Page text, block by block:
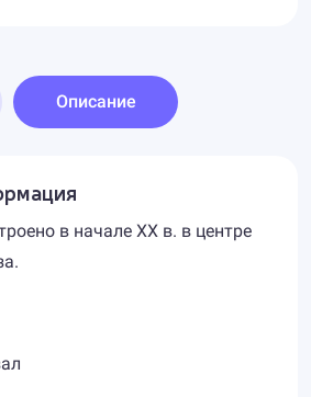
Описание
в начале XX в. в центре